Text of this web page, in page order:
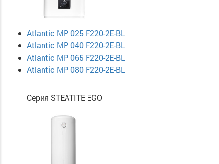
Atlantic MP 025 F220-2E-BL
Atlantic MP 040 F220-2E-BL
Atlantic MP 065 F220-2E-BL
Atlantic MP 080 F220-2E-BL
Серия STEATITE EGO